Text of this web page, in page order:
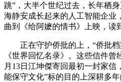
跳”，大半个世纪过去，长年栖
海静安成长起来的人工智能企业
曲到《给阿嬷的情书》上映，读
正在守护侨批的上，“侨批档
《世界回忆名录》。这些信件曾
月13日江坤傑寄回最初一封家
能保守文化”标的目的上深耕多